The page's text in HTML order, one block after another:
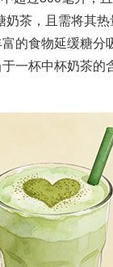
茶，且需将其
的食物延缓糖分
一杯中杯奶茶的